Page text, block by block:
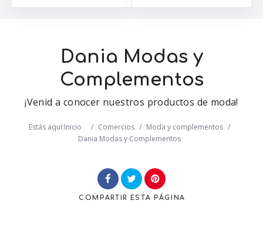
Dania Modas y
Complementos
¡Venid a conocer nuestros productos de moda!
Estás aquí:Inicio / Comercios / Moda y complementos /
Dania Modas y Complementos
COMPARTIR ESTA PÁGINA